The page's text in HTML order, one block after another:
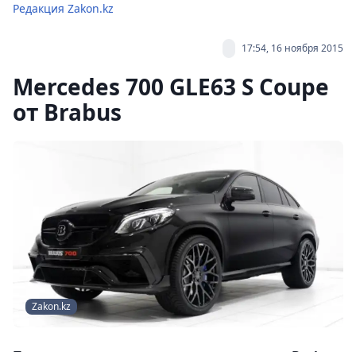
Редакция Zakon.kz
17:54, 16 ноября 2015
Mercedes 700 GLE63 S Coupe
от Brabus
Zakon.kz